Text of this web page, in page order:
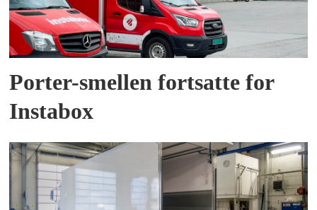
Porter-smellen fortsatte for
Instabox